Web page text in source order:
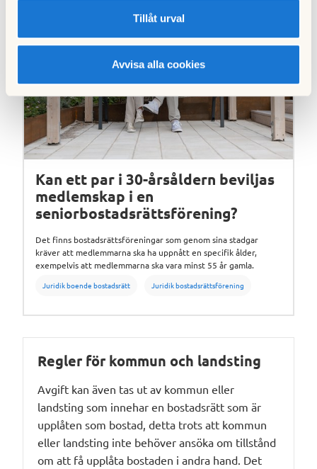
Tillåt urval
Avvisa alla cookies
Kan ett par i 30-årsåldern beviljas
medlemskap i en
seniorbostadsrättsförening?
Det finns bostadsrättsföreningar som genom sina stadgar
kräver att medlemmarna ska ha uppnått en specifik ålder,
exempelvis att medlemmarna ska vara minst 55 år gamla.
Juridik boende bostadsrätt Juridik bostadsrättsförening
Regler för kommun och landsting
Avgift kan även tas ut av kommun eller
landsting som innehar en bostadsrätt som är
upplåten som bostad, detta trots att kommun
eller landsting inte behöver ansöka om tillstånd
om att få upplåta bostaden i andra hand. Det